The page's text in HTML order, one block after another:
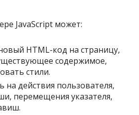
JavaScript может:
HTML-код на страницу,
содержимое,
стили.
на действия пользователя,
перемещения указателя,